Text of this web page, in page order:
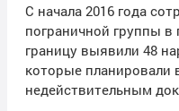
С начала 2016 года
пограничной группы в
границу выявили 48
которые планировали
недействительным